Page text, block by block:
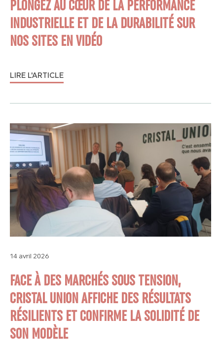
PLONGEZ AU CŒUR DE LA PERFORMANCE
INDUSTRIELLE ET DE LA DURABILITÉ SUR
NOS SITES EN VIDÉO
LIRE L'ARTICLE
14 avril 2026
FACE À DES MARCHÉS SOUS TENSION,
CRISTAL UNION AFFICHE DES RÉSULTATS
RÉSILIENTS ET CONFIRME LA SOLIDITÉ DE
SON MODÈLE